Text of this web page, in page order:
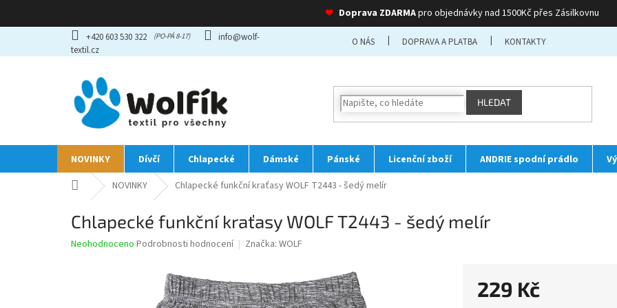
❤ Doprava ZDARMApro objednávky nad 1500Kč přes Zásilkovnu
obsah
+420 603 530 322
info@wolf-
textil.cz
O NÁS DOPRAVA A PLATBA KONTAKTY
HLEDAT
NOVINKY Dívčí Chlapecké Dámské Pánské Licenční zboží ANDRIE spodní prádlo
Domů NOVINKY Chlapecké funkční kraťasy WOLF T2443 - šedý melír
Chlapecké funkční kraťasy WOLF T2443 - šedý melír
Průměrné
Neohodnoceno Podrobnosti hodnocení Značka: WOLF
229 Kč